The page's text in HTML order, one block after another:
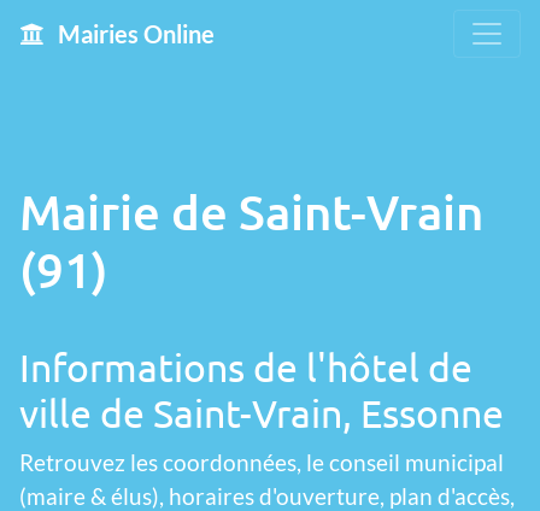
Mairies Online
Mairie de Saint-Vrain
(91)
Informations de l'hôtel de
ville de Saint-Vrain, Essonne
Retrouvez les coordonnées, le conseil municipal
(maire & élus), horaires d'ouverture, plan d'accès,